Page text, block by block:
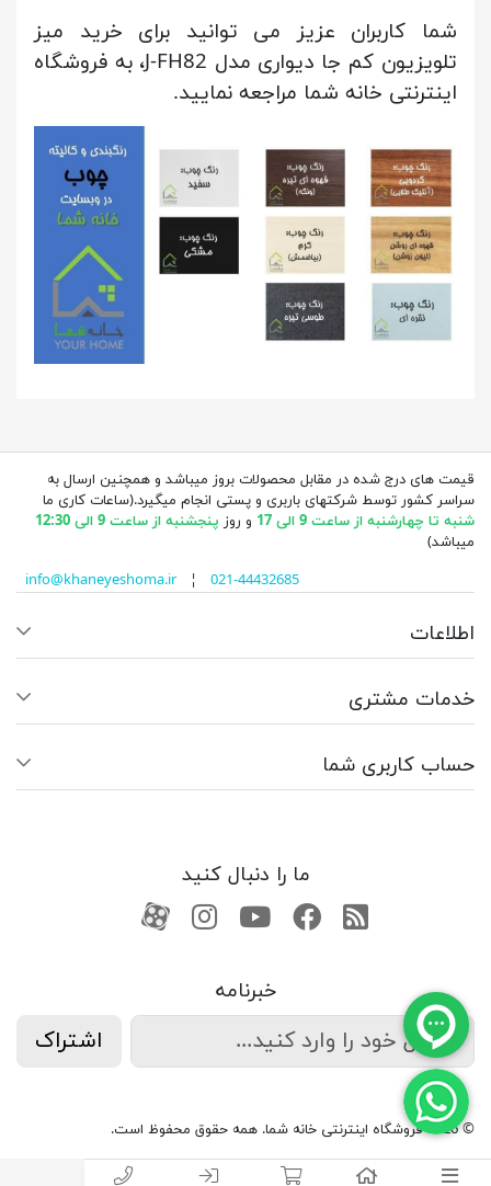
شما کاربران عزیز می توانید برای خرید میز
تلویزیون کم جا دیواری مدل J-FH82، به فروشگاه
اینترنتی خانه شما مراجعه نمایید.
قیمت های درج شده در مقابل محصولات بروز میباشد و همچنین ارسال به
سراسر کشور توسط شرکتهای باربری و پستی انجام میگیرد.(ساعات کاری ما
شنبه تا چهارشنبه از ساعت 9 الی 17
و روز پنجشنبه از ساعت 9 الی 12:30
میباشد)
info@khaneyeshoma.ir¦ 021-44432685
اطلاعات
خدمات مشتری
حساب کاربری شما
ما را دنبال کنید
RSSفیسبوکیوتیوبکانال آپارات
کانال آپارات
خبرنامه
اشتراک
© 2026 فروشگاه اینترنتی خانه شما. همه حقوق محفوظ است.